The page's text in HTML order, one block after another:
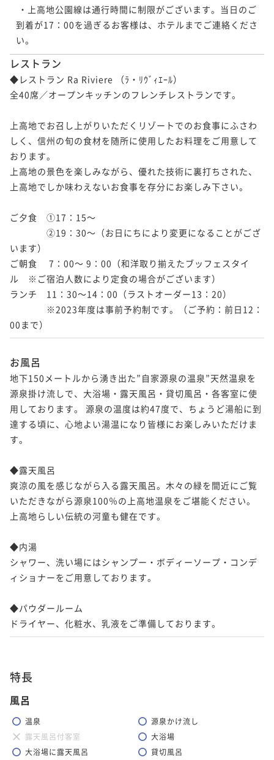
到着が17：00を過ぎるお客様は、ホテルまでご連絡くださ
レストラン
◆レストラン Ra Riviere （ﾗ・ﾘｳﾞｨｴｰﾙ）
全40席／オープンキッチンのフレンチレストランです。
上高地でお召し上がりいただくリゾートでのお食事にふさわ
しく、信州の旬の食材を随所に使用したお料理をご用意して
おります。
上高地の景色を楽しみながら、優れた技術に裏打ちされた、
上高地でしか味わえないお食事を存分にお楽しみ下さい。
ご夕食　①17：15～
②19：30～（お日にちにより変更になることがござ
います）
ご朝食　 7：00～ 9：00（和洋取り揃えたブッフェスタイ
ル　※ご宿泊人数により定食の場合がございます）
ランチ　11：30～14：00（ラストオーダー13：20）
※2023年度は事前予約制です。（ご予約：前日12：
00まで）
お風呂
地下150メートルから湧き出た”自家源泉の温泉”天然温泉を
源泉掛け流しで、大浴場・露天風呂・貸切風呂・各客室に使
用しております。 源泉の温度は約47度で、ちょうど湯船に到
達する頃に、心地よい湯温になり皆様にお楽しみいただけま
す。
◆露天風呂
爽涼の風を感じながら入る露天風呂。木々の緑を間近にご覧
いただきながら源泉100％の上高地温泉をご堪能ください。
上高地らしい伝統の河童も健在です。
◆内湯
シャワー、洗い場にはシャンプー・ボディーソープ・コンデ
ィショナーをご用意しております。
◆パウダールーム
ドライヤー、化粧水、乳液をご準備しております。
特長
風呂
温泉
源泉かけ流し
露天風呂付客室
大浴場
大浴場に露天風呂
貸切風呂